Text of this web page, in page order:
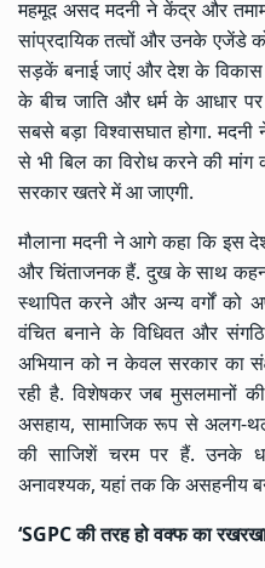
महमूद असद मदनी ने केंद्र और तमाम
सांप्रदायिक तत्वों और उनके एजेंडे
सड़कें बनाई जाएं और देश के
के बीच जाति और धर्म के आधार
सबसे बड़ा विश्वासघात होगा.
से भी बिल का विरोध करने की
सरकार खतरे में आ जाएगी.
मौलाना मदनी ने आगे कहा कि इस
और चिंताजनक हैं. दुख के साथ कहना
स्थापित करने और अन्य वर्गों को
वंचित बनाने के विधिवत और
अभियान को न केवल सरकार का
रही है. विशेषकर जब मुसलमानों
असहाय, सामाजिक रूप से अलग-
की साजिशें चरम पर हैं. उनके
अनावश्यक, यहां तक कि असहनीय
‘SGPC की तरह हो वक्फ का